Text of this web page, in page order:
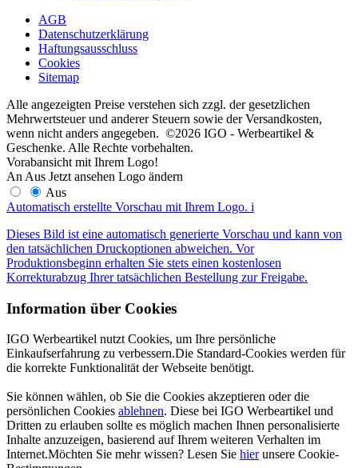
AGB
Datenschutzerklärung
Haftungsausschluss
Cookies
Sitemap
Alle angezeigten Preise verstehen sich zzgl. der gesetzlichen
Mehrwertsteuer und anderer Steuern sowie der Versandkosten,
wenn nicht anders angegeben. ©2026 IGO - Werbeartikel &
Geschenke. Alle Rechte vorbehalten.
Vorabansicht mit Ihrem Logo!
An Aus Jetzt ansehen Logo ändern
Aus
Automatisch erstellte Vorschau mit Ihrem Logo. i
Dieses Bild ist eine automatisch generierte Vorschau und kann von
den tatsächlichen Druckoptionen abweichen. Vor
Produktionsbeginn erhalten Sie stets einen kostenlosen
Korrekturabzug Ihrer tatsächlichen Bestellung zur Freigabe.
Information über Cookies
IGO Werbeartikel nutzt Cookies, um Ihre persönliche
Einkaufserfahrung zu verbessern.Die Standard-Cookies werden für
die korrekte Funktionalität der Webseite benötigt.
Sie können wählen, ob Sie die Cookies akzeptieren oder die
persönlichen Cookies ablehnen. Diese bei IGO Werbeartikel und
Dritten zu erlauben sollte es möglich machen Ihnen personalisierte
Inhalte anzuzeigen, basierend auf Ihrem weiteren Verhalten im
Internet.Möchten Sie mehr wissen? Lesen Sie hierunsere Cookie-